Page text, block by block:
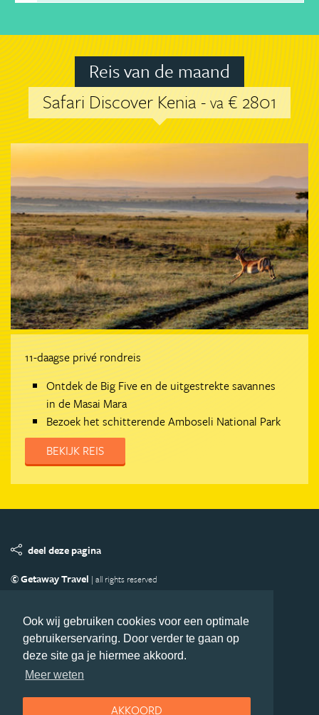
Ook wij gebruiken cookies voor een optimale
gebruikerservaring. Door verder te gaan op
deze site ga je hiermee akkoord.
Meer weten
AKKOORD
Reis van de maand
Safari Discover Kenia -va € 2801
11-daagse privé rondreis
Ontdek de Big Five en de uitgestrekte savannes
in de Masai Mara
Bezoek het schitterende Amboseli National Park
BEKIJK REIS
deel deze pagina
© Getaway Travel | all rights reserved
Copyright
Privacy statement Disclaimer
Cookies
Volg Afrika.nl
Nieuwsbrief
Facebook